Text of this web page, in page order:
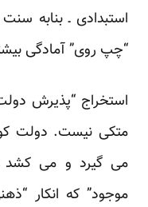
استبدادی ـ بنابه
“چپ روی” آمادگی
استخراج “پذیرش
متکی نیست. دولت
می گیرد و می کشد
موجود” که انکار